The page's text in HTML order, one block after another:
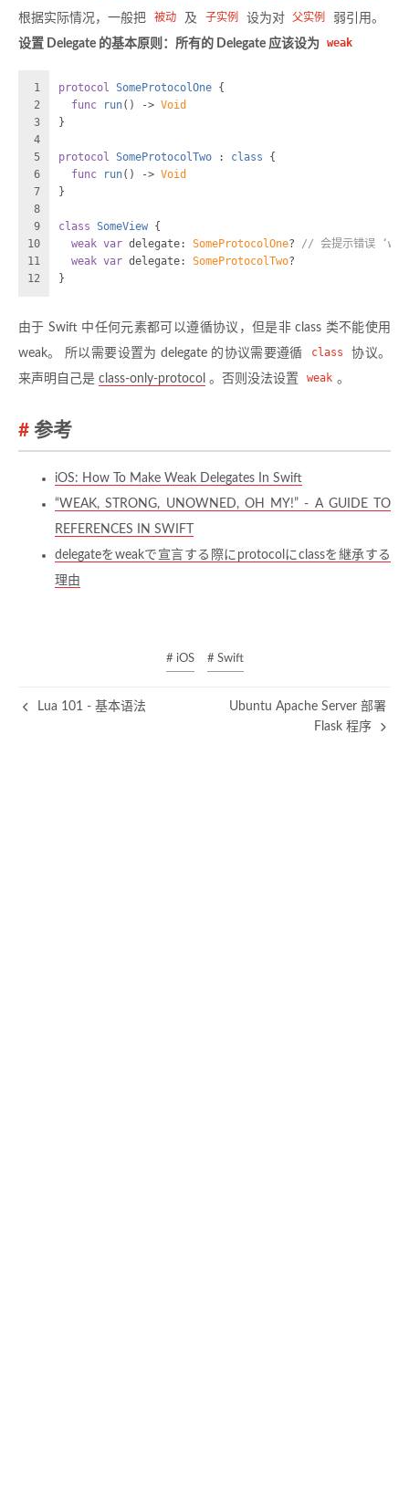
根据实际情况，一般把
被动 及 子实例 设为对 父实例
弱引用。
设置 Delegate 的基本原则：所有的 Delegate 应该设为 weak
1
2
3
4
5
6
7
8
9
10
11
12
protocol SomeProtocolOne {
func
run() -> Void
}
protocol SomeProtocolTwo : class {
func
run() -> Void
}
class SomeView {
weak var delegate: SomeProtocolOne? // 会提示错误
weak var delegate: SomeProtocolTwo?
}
由于 Swift 中任何元素都可以遵循协议，但是非 class 类不能使用
weak。 所以需要设置为 delegate 的协议需要遵循
class
协议。
来声明自己是 class-only-protocol 。否则没法设置 weak 。
参考
iOS: How To Make Weak Delegates In Swift
“WEAK, STRONG, UNOWNED, OH MY!” - A GUIDE TO
REFERENCES IN SWIFT
delegateをweakで宣言する際にprotocolにclassを継承する
理由
# iOS # Swift
Lua 101 - 基本语法
Ubuntu Apache Server 部署
Flask 程序